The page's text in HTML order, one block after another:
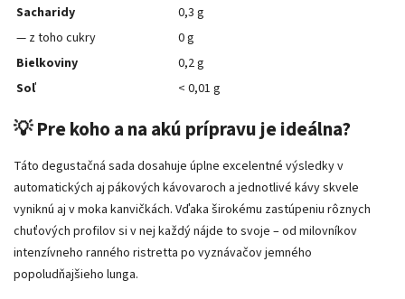
Sacharidy
0,3 g
— z toho cukry
0 g
Bielkoviny
0,2 g
Soľ
< 0,01 g
💡 Pre koho a na akú prípravu je ideálna?
Táto degustačná sada dosahuje úplne excelentné výsledky v
automatických aj pákových kávovaroch a jednotlivé kávy skvele
vyniknú aj v moka kanvičkách. Vďaka širokému zastúpeniu rôznych
chuťových profilov si v nej každý nájde to svoje – od milovníkov
intenzívneho ranného ristretta po vyznávačov jemného
popoludňajšieho lunga.